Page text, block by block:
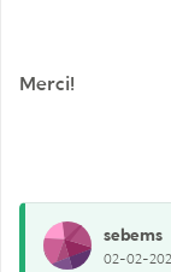
Merci!
sebems
02-02-